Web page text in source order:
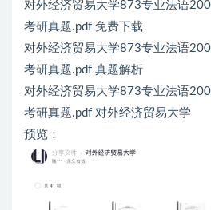
对外经济贸易大学873专业法语
考研真题.pdf 免费下载
对外经济贸易大学873专业法语
考研真题.pdf 真题解析
对外经济贸易大学873专业法语
考研真题.pdf 对外经济贸易大学
预览：